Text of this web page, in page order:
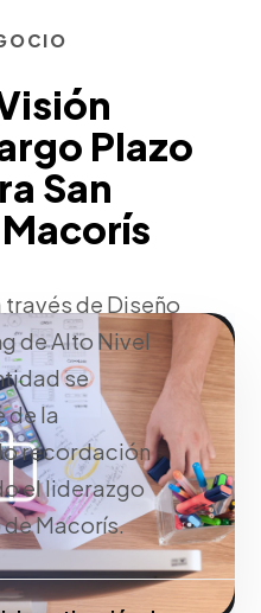
Plazo
San
de Diseño
de Alto Nivel
se
de la
recordación
el liderazgo
Macorís.